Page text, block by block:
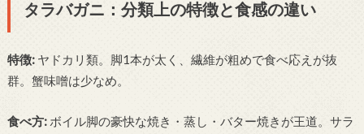
タラバガニ：分類上の特徴と食感の違い
特徴:ヤドカリ類。脚1本が太く、繊維が粗めで食べ応えが抜
群。蟹味噌は少なめ。
食べ方:ボイル脚の豪快な焼き・蒸し・バター焼きが王道。サラ